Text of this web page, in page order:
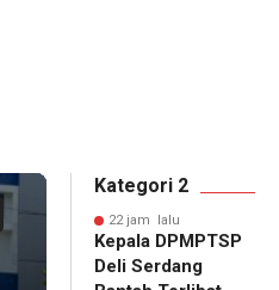
Kategori 2
22 jam lalu
Kepala DPMPTSP
Deli Serdang